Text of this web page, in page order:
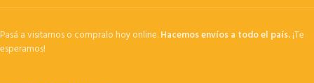
Pasá a visitarnos o compralo hoy online.Hacemos envíos a todo el país.¡Te
esperamos!